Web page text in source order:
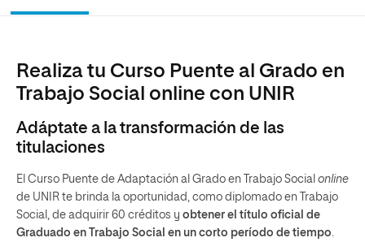
Realiza tu Curso Puente al Grado en
Trabajo Social online con UNIR
Adáptate a la transformación de las
titulaciones
El Curso Puente de Adaptación al Grado en Trabajo Social online
de UNIR te brinda la oportunidad, como diplomado en Trabajo
Social, de adquirir 60 créditos y obtener el título oficial de
Graduado en Trabajo Social en un corto período de tiempo.